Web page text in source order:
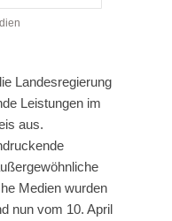
Landesregierung
Leistungen im
aus.
Medien wurden
nun vom 10. April